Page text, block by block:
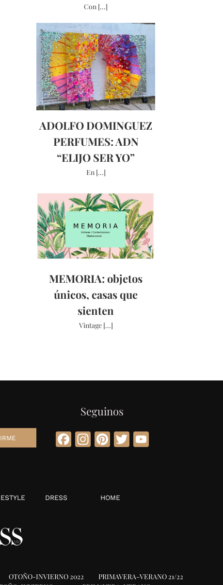
Con [...]
ADOLFO DOMINGUEZ
PERFUMES: ADN
“ELIJO SER YO”
En [...]
MEMORIA: objetos
únicos, casas que
sienten
Vintage [...]
Seguinos
Facebook
Instagram
Pinterest
TwitterYouTube
DRESS HOME
OTOÑO-INVIERNO 2022
PRIMAVERA-VERANO 21/22